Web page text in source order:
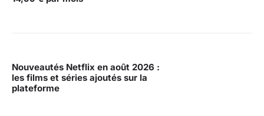
Nouveautés Netflix en août 2026 :
les films et séries ajoutés sur la
plateforme